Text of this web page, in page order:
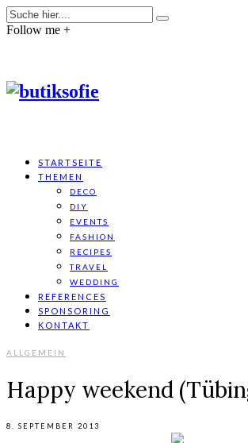
Follow me +
STARTSEITE
THEMEN
DECO
DIY
EVENTS
FASHION
RECIPES
TRAVEL
WEDDING
REFERENCES
SPONSORING
KONTAKT
ALLGEMEIN
Happy weekend
8. SEPTEMBER 2013